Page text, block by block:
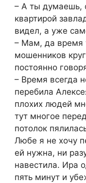
– А ты думаешь,
квартирой
видел, а уже
– Мам, да время
мошенников
постоянно
– Время всегда
перебила
плохих людей
тут многое
потолок
Любе я не хочу
ей нужна, ни
навестила. Ира
пять минут и